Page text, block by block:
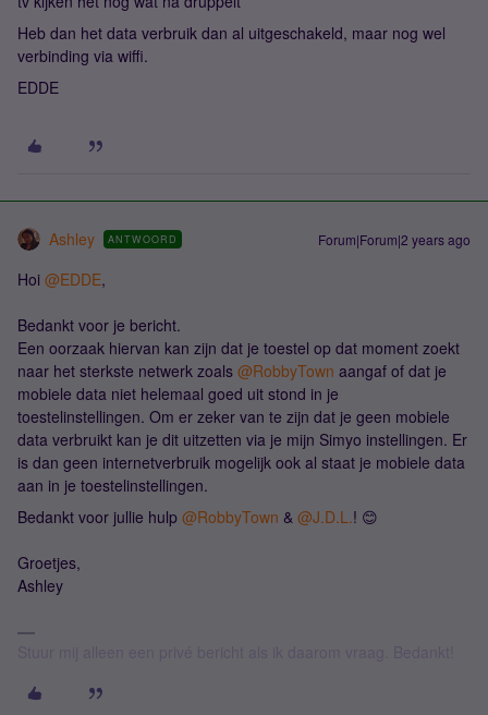
Heb dan het data verbruik dan al uitgeschakeld, maar nog wel
verbinding via wiffi.
EDDE
Ashley ANTWOORD Forum|Forum|2 years ago
Hoi @EDDE,
Bedankt voor je bericht.
Een oorzaak hiervan kan zijn dat je toestel op dat moment zoekt
naar het sterkste netwerk zoals @RobbyTown aangaf of dat je
mobiele data niet helemaal goed uit stond in je
toestelinstellingen. Om er zeker van te zijn dat je geen mobiele
data verbruikt kan je dit uitzetten via je mijn Simyo instellingen. Er
is dan geen internetverbruik mogelijk ook al staat je mobiele data
aan in je toestelinstellingen.
Bedankt voor jullie hulp @RobbyTown & @J.D.L.! 😊
Groetjes,
Ashley